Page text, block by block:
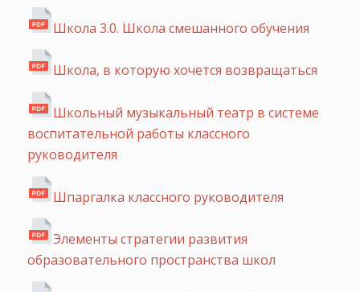
Школа 3.0. Школа смешанного обучения
Школа, в которую хочется возвращаться
Школьный музыкальный театр в системе
воспитательной работы классного
руководителя
Шпаргалка классного руководителя
Элементы стратегии развития
образовательного пространства школ